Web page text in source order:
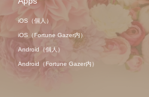
iOS（個人）
iOS（Fortune Gazer内）
Android（個人）
Android（Fortune Gazer内）